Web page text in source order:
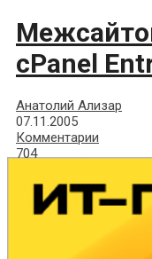
cPanel
Анатолий Ализар
07.11.2005
Комментарии
704